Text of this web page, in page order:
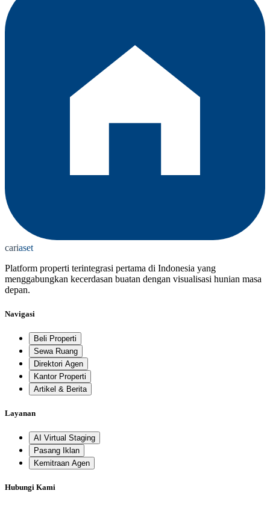
cariaset
Platform properti terintegrasi pertama di Indonesia yang
menggabungkan kecerdasan buatan dengan visualisasi hunian masa
depan.
Navigasi
Beli Properti
Sewa Ruang
Direktori Agen
Kantor Properti
Artikel & Berita
Layanan
AI Virtual Staging
Pasang Iklan
Kemitraan Agen
Hubungi Kami